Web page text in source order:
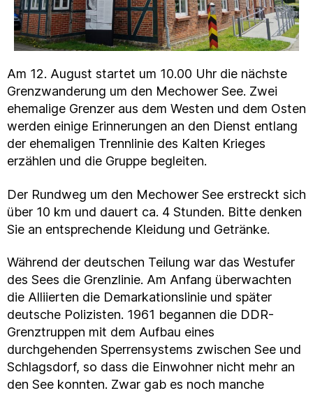
Am 12. August startet um 10.00 Uhr die nächste
Grenzwanderung um den Mechower See. Zwei
ehemalige Grenzer aus dem Westen und dem Osten
werden einige Erinnerungen an den Dienst entlang
der ehemaligen Trennlinie des Kalten Krieges
erzählen und die Gruppe begleiten.
Der Rundweg um den Mechower See erstreckt sich
über 10 km und dauert ca. 4 Stunden. Bitte denken
Sie an entsprechende Kleidung und Getränke.
Während der deutschen Teilung war das Westufer
des Sees die Grenzlinie. Am Anfang überwachten
die Alliierten die Demarkationslinie und später
deutsche Polizisten. 1961 begannen die DDR-
Grenztruppen mit dem Aufbau eines
durchgehenden Sperrensystems zwischen See und
Schlagsdorf, so dass die Einwohner nicht mehr an
den See konnten. Zwar gab es noch manche